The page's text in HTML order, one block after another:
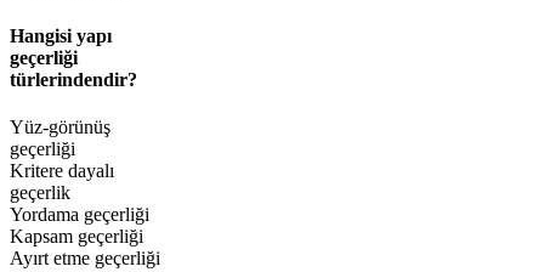
Hangisi yapı
geçerliği
türlerindendir?
Yüz-görünüş
geçerliği
Kritere dayalı
geçerlik
Yordama geçerliği
Kapsam geçerliği
Ayırt etme geçerliği